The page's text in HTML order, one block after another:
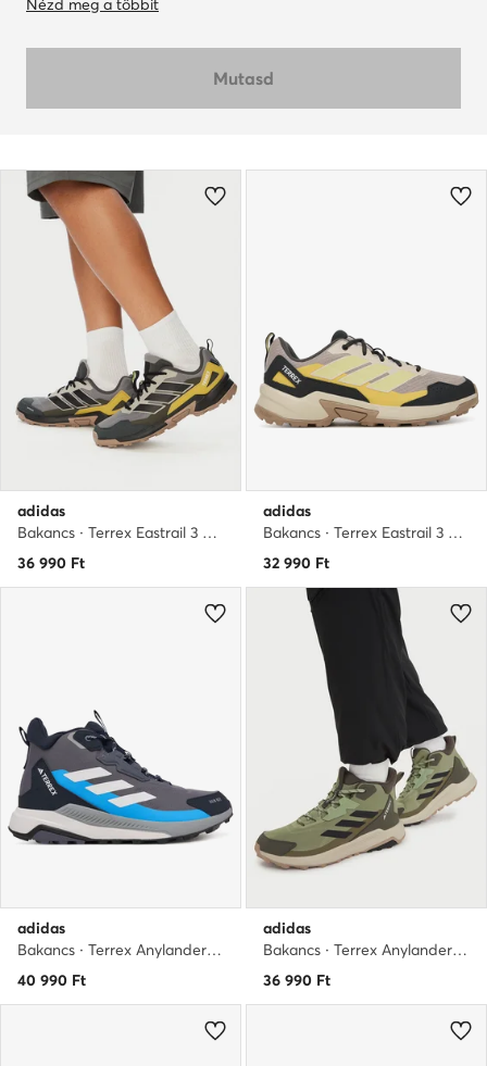
Nézd meg a többit
Mutasd
adidas
Bakancs · Terrex Eastrail 3 Climaproof Hiking Shoes KJ8956 · Szürke
36 990 Ft
adidas
Bakancs · Terrex Eastrail 3 Shoes KJ8953 · Barna
32 990 Ft
adidas
Bakancs · Terrex Anylander Mid Rain.Rdy Hiking Shoes JR6593 · Szürke
40 990 Ft
adidas
Bakancs · Terrex Anylander Mid Hiking Shoes JR6596 · Zöld
36 990 Ft